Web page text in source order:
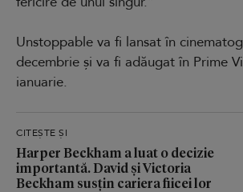
Unstoppable va fi lansat în
decembrie și va fi adăugat în Prime
ianuarie.
CITEȘTE ȘI
Harper Beckham a luat o decizie
importantă. David și Victoria
Beckham susțin cariera fiicei lor